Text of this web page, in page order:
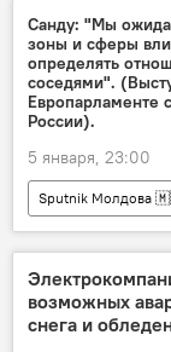
Санду: "Мы
зоны и сферы
определять
соседями".
Европарламенте
России).
5 января, 23:00
Sputnik Молдова
возможных
снега и